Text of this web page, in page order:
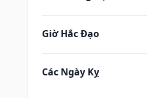
Giờ Hắc Đạo
Các Ngày Kỵ